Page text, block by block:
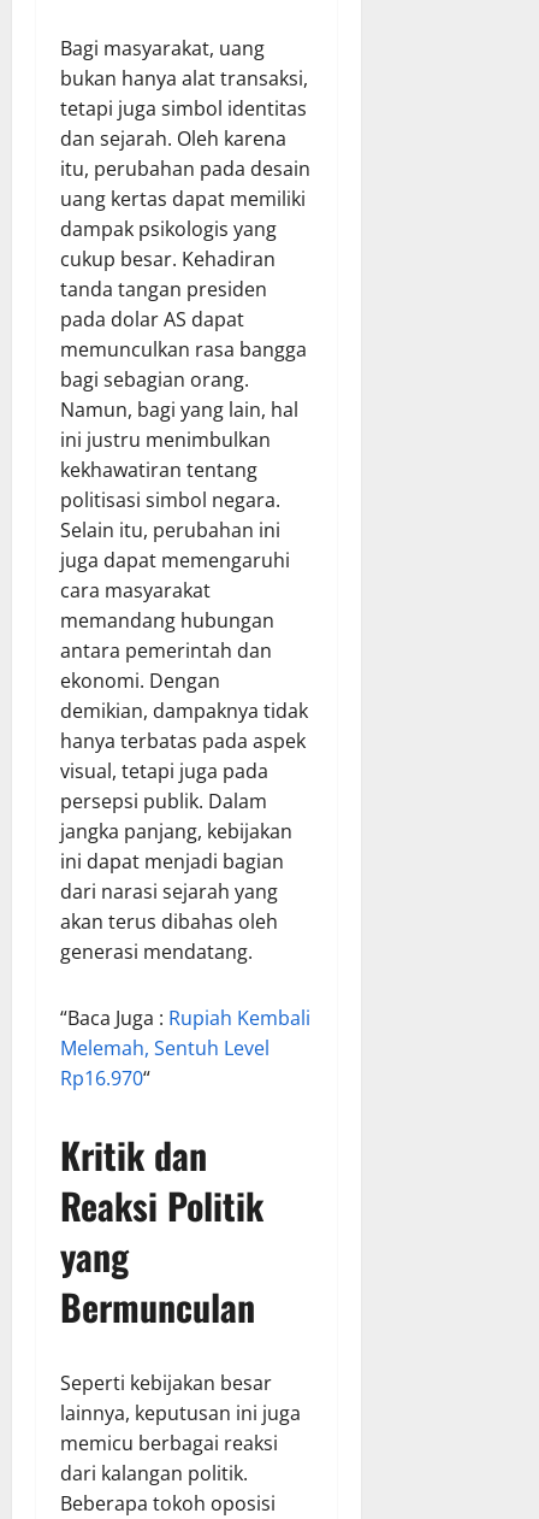
Bagi masyarakat, uang
bukan hanya alat transaksi,
tetapi juga simbol identitas
dan sejarah. Oleh karena
itu, perubahan pada desain
uang kertas dapat memiliki
dampak psikologis yang
cukup besar. Kehadiran
tanda tangan presiden
pada dolar AS dapat
memunculkan rasa bangga
bagi sebagian orang.
Namun, bagi yang lain, hal
ini justru menimbulkan
kekhawatiran tentang
politisasi simbol negara.
Selain itu, perubahan ini
juga dapat memengaruhi
cara masyarakat
memandang hubungan
antara pemerintah dan
ekonomi. Dengan
demikian, dampaknya tidak
hanya terbatas pada aspek
visual, tetapi juga pada
persepsi publik. Dalam
jangka panjang, kebijakan
ini dapat menjadi bagian
dari narasi sejarah yang
akan terus dibahas oleh
generasi mendatang.
“Baca Juga : Rupiah Kembali
Melemah, Sentuh Level
Rp16.970“
Kritik dan
Reaksi Politik
yang
Bermunculan
Seperti kebijakan besar
lainnya, keputusan ini juga
memicu berbagai reaksi
dari kalangan politik.
Beberapa tokoh oposisi